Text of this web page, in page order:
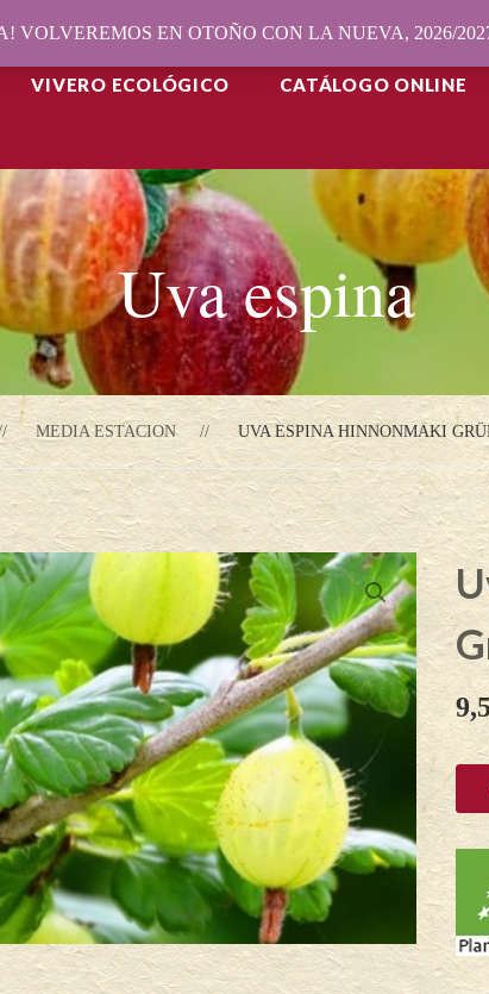
VIVERO ECOLÓGICO CATÁLOGO ONLINE
Uva espina
MEDIA ESTACION UVA ESPINA HINNONMAKI
VOLVEREMOS EN OTOÑO CON LA NUEVA, 2026/